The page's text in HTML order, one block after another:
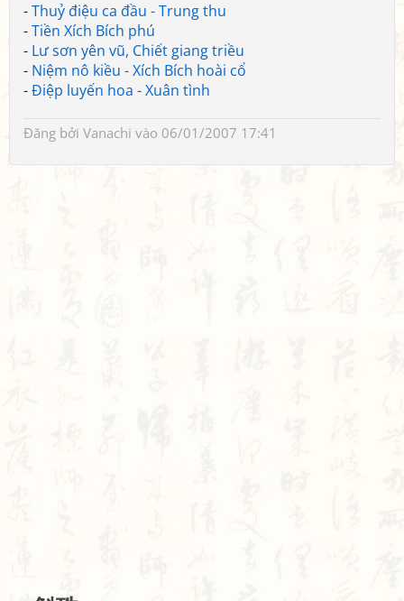
-Thuỷ điệu ca đầu - Trung thu
-Tiền Xích Bích phú
- Lư sơn yên vũ, Chiết giang triều
- Niệm nô kiều - Xích Bích hoài cổ
-Điệp luyến hoa - Xuân tình
Đăng bởi Vanachi vào 06/01/2007 17:41